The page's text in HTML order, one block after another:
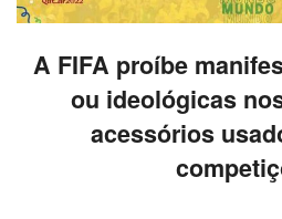
A FIFA proíbe
ou ideológicas
acessórios